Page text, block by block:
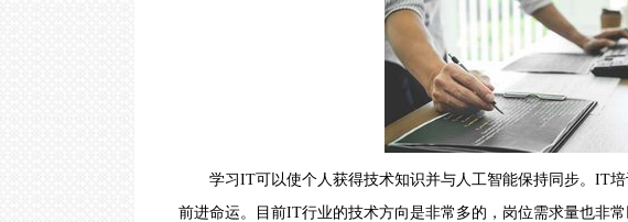
济
南
学习IT可以使个人获得技术知识并与人工智能保持同步。IT培
前进命运。目前IT行业的技术方向是非常多的，岗位需求量也非